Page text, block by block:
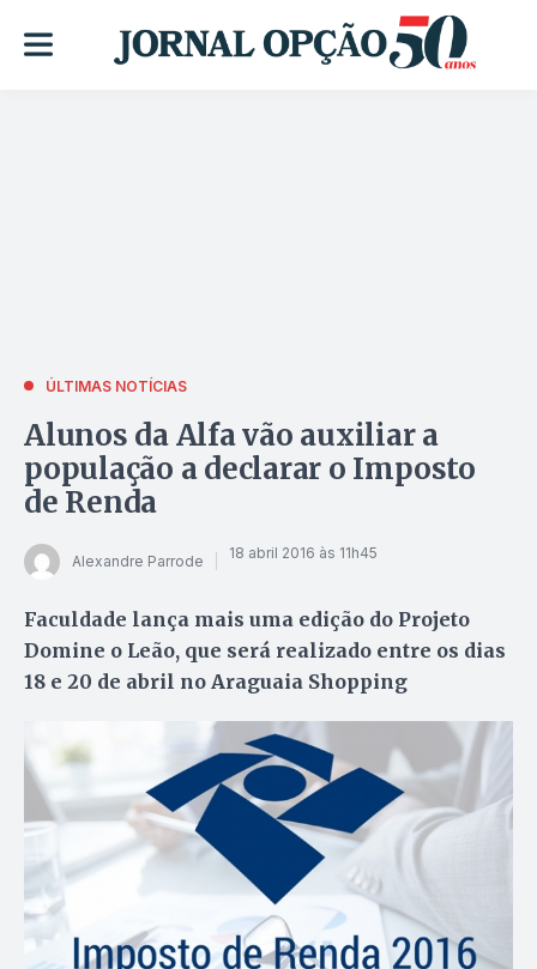
ÚLTIMAS NOTÍCIAS
Alunos da Alfa vão auxiliar a
população a declarar o Imposto
de Renda
Alexandre Parrode 18 abril 2016 às 11h45
Faculdade lança mais uma edição do Projeto
Domine o Leão, que será realizado entre os dias
18 e 20 de abril no Araguaia Shopping